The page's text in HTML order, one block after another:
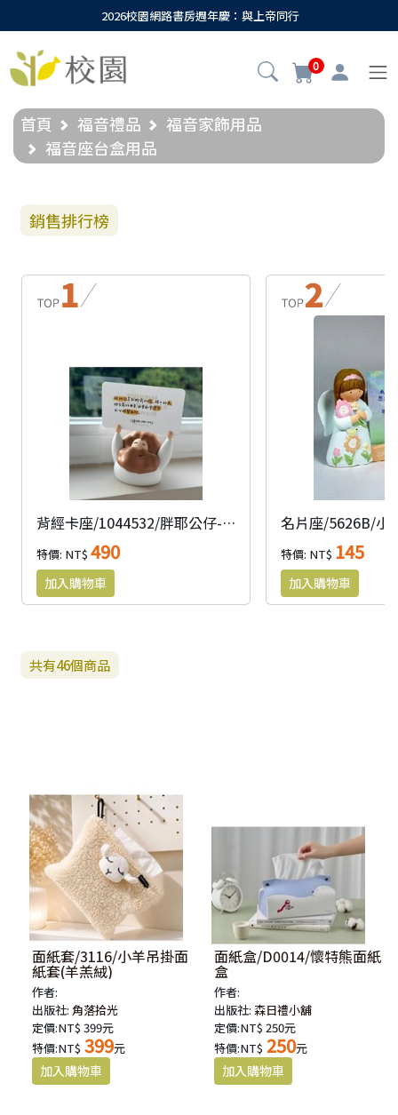
2026校園網路書房週年慶：與上帝同行
0
首頁 福音禮品
福音家飾用品
福音座台盒用品
銷售排行榜
背經卡座/1044532/胖耶公仔-多彩款
特價: NT$490 特價: NT$ 145
共有46個商品
面紙套/3116/小羊吊掛面
紙套(羊羔絨)
作者:
出版社: 角落拾光
定價:NT$ 399元
特價:NT$ 399元
面紙盒/D0014/懷特熊面紙
盒
作者:
出版社:森日禮小舖
定價:NT$ 250元
特價:NT$ 250元